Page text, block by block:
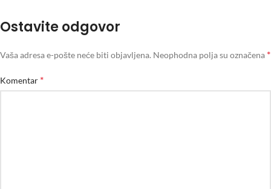
Ostavite odgovor
Vaša adresa e-pošte neće biti objavljena. Neophodna polja su označena *
Komentar *